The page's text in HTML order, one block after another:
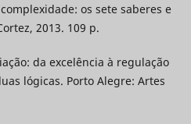
os sete saberes e
2013. 109 p.
da excelência à regulação
lógicas. Porto Alegre: Artes